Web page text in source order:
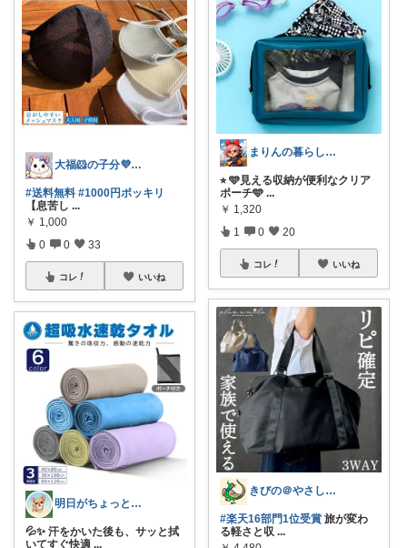
大福🐹の子分💜ありがとうございます
#送料無料 #1000円ポッキリ
【息苦し ...
￥ 1,000
0 0 33
コレ いいね
明日がちょっと好きになる
💦✨ 汗をかいた後も、サッと拭
いてすぐ快適 ...
まりんの暮らしと体整え癒しROOM🌈
⭐︎ 🩵見える収納が便利なクリア
ポーチ🩵 ...
￥ 1,320
1 0 20
コレ いいね
きびの＠やさしさで暮らしをデザイン
#楽天16部門1位受賞 旅が変わ
る軽さと収 ...